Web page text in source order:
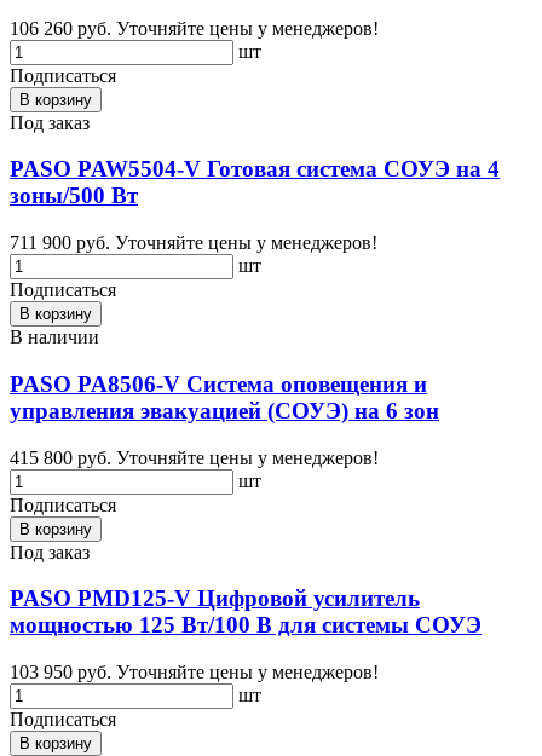
106 260 руб. Уточняйте цены у менеджеров!
шт
Подписаться
В корзину
Под заказ
PASO PAW5504-V Готовая система СОУЭ на 4
зоны/500 Вт
711 900 руб. Уточняйте цены у менеджеров!
шт
Подписаться
В корзину
В наличии
PASO PA8506-V Система оповещения и
управления эвакуацией (СОУЭ) на 6 зон
415 800 руб. Уточняйте цены у менеджеров!
шт
Подписаться
В корзину
Под заказ
PASO PMD125-V Цифровой усилитель
мощностью 125 Вт/100 В для системы СОУЭ
103 950 руб. Уточняйте цены у менеджеров!
шт
Подписаться
В корзину